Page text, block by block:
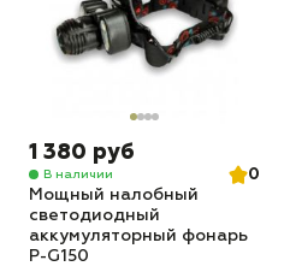
1 380 руб
В наличии
0
Мощный налобный
светодиодный
аккумуляторный фонарь
P-G150